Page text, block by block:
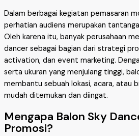
Dalam berbagai kegiatan pemasaran
perhatian audiens merupakan
Oleh karena itu, banyak perusahaan
dancer sebagai bagian dari strategi
activation, dan event marketing.
serta ukuran yang menjulang tinggi,
membantu sebuah lokasi, acara, atau
mudah ditemukan dan diingat.
Mengapa Balon Sky
Promosi?